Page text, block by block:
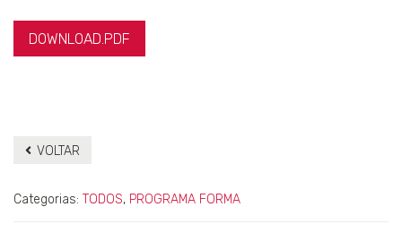
DOWNLOAD.PDF
VOLTAR
Categorias: TODOS, PROGRAMA FORMA